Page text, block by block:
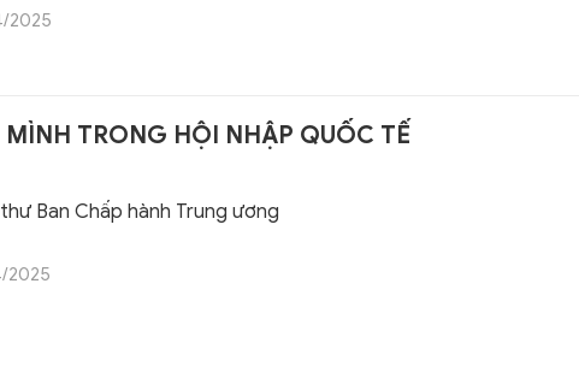
ngoài, tổ chức trọng thể Lễ dâng hương tưởng niệm các Vua
2025
TRONG HỘI NHẬP QUỐC TẾ
Ban Chấp hành Trung ương
Đất nước ta đang bước vào kỷ nguyên vươn mình tới thịnh
2025